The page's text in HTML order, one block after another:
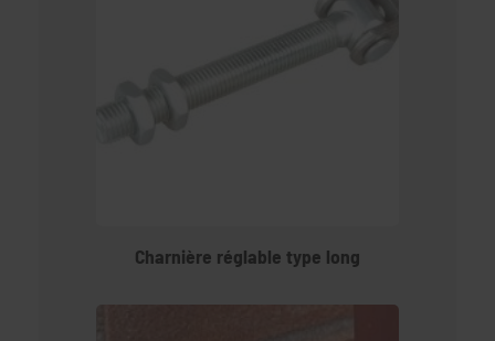
Charnière réglable type long